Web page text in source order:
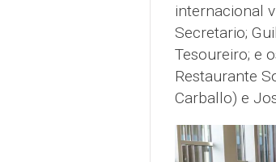
internacional
Secretario;
Tesoureiro; e
Restaurante
Carballo) e